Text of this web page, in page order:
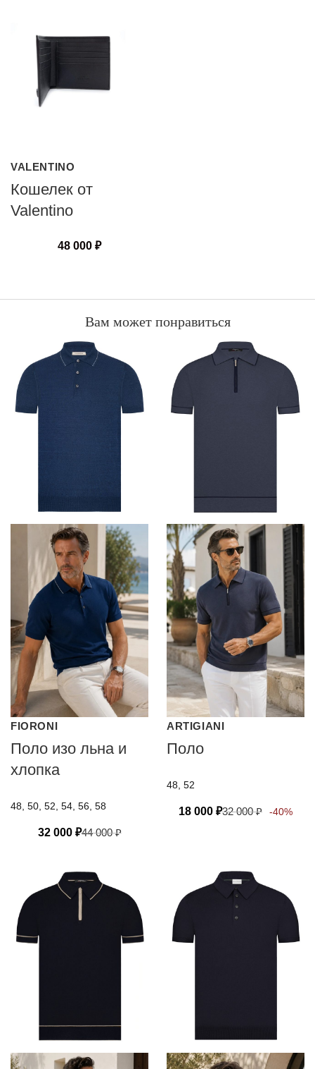
VALENTINO
Кошелек от
Valentino
48 000 ₽
Вам может понравиться
FIORONI
Поло изо льна и
хлопка
48, 50, 52, 54, 56, 58
32 000 ₽44 000₽
ARTIGIANI
Поло
48, 52
18 000 ₽32 000₽ -40%